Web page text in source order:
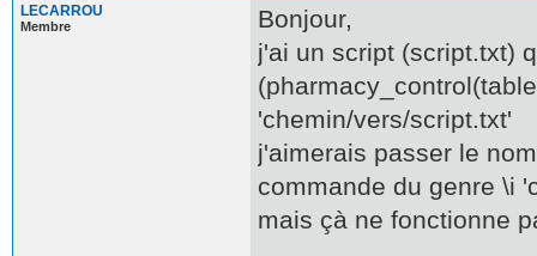
LECARROU
Membre
Bonjour,
j'ai un script (script.txt)
'chemin/vers/script.txt'
j'aimerais passer le
commande du genre \i
mais çà ne fonctionne